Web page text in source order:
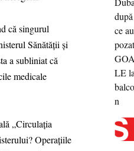
că singurul
Sănătății și
a subliniat că
medicale
„Circulația
Operațiile